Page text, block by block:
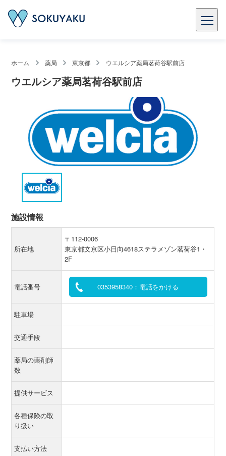
ホーム 薬局 東京都 ウエルシア薬局茗荷谷駅前店
ウエルシア薬局茗荷谷駅前店
施設情報
所在地
〒112-0006
東京都文京区小日向4618ステラメゾン茗荷谷1・
2F
電話番号 0353958340：電話をかける
駐車場
交通手段
薬局の薬剤師
数
提供サービス
各種保険の取
り扱い
支払い方法